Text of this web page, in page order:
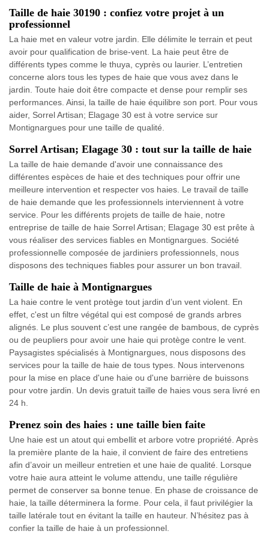
Taille de haie 30190 : confiez votre projet à un
professionnel
La haie met en valeur votre jardin. Elle délimite le terrain et peut
avoir pour qualification de brise-vent. La haie peut être de
différents types comme le thuya, cyprès ou laurier. L’entretien
concerne alors tous les types de haie que vous avez dans le
jardin. Toute haie doit être compacte et dense pour remplir ses
performances. Ainsi, la taille de haie équilibre son port. Pour vous
aider, Sorrel Artisan; Elagage 30 est à votre service sur
Montignargues pour une taille de qualité.
Sorrel Artisan; Elagage 30 : tout sur la taille de haie
La taille de haie demande d'avoir une connaissance des
différentes espèces de haie et des techniques pour offrir une
meilleure intervention et respecter vos haies. Le travail de taille
de haie demande que les professionnels interviennent à votre
service. Pour les différents projets de taille de haie, notre
entreprise de taille de haie Sorrel Artisan; Elagage 30 est prête à
vous réaliser des services fiables en Montignargues. Société
professionnelle composée de jardiniers professionnels, nous
disposons des techniques fiables pour assurer un bon travail.
Taille de haie à Montignargues
La haie contre le vent protège tout jardin d’un vent violent. En
effet, c'est un filtre végétal qui est composé de grands arbres
alignés. Le plus souvent c’est une rangée de bambous, de cyprès
ou de peupliers pour avoir une haie qui protège contre le vent.
Paysagistes spécialisés à Montignargues, nous disposons des
services pour la taille de haie de tous types. Nous intervenons
pour la mise en place d'une haie ou d'une barrière de buissons
pour votre jardin. Un devis gratuit taille de haies vous sera livré en
24 h.
Prenez soin des haies : une taille bien faite
Une haie est un atout qui embellit et arbore votre propriété. Après
la première plante de la haie, il convient de faire des entretiens
afin d’avoir un meilleur entretien et une haie de qualité. Lorsque
votre haie aura atteint le volume attendu, une taille régulière
permet de conserver sa bonne tenue. En phase de croissance de
haie, la taille déterminera la forme. Pour cela, il faut privilégier la
taille latérale tout en évitant la taille en hauteur. N’hésitez pas à
confier la taille de haie à un professionnel.